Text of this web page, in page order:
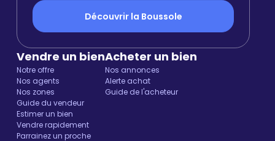
Découvrir la Boussole
Vendre un bien
Notre offre
Nos agents
Nos zones
Guide du vendeur
Estimer un bien
Vendre rapidement
Parrainez un proche
Acheter un bien
Nos annonces
Alerte achat
Guide de l'acheteur